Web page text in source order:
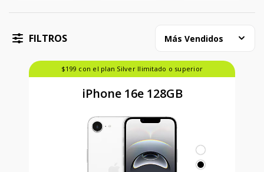
FILTROS Más Vendidos
$199 con el plan Silver Ilimitado o superior
iPhone 16e 128GB